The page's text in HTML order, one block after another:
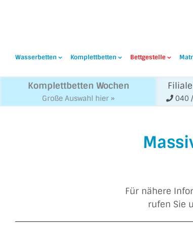
Wasserbetten Komplettbetten Bettgestelle
Komplettbetten Wochen
Große Auswahl hier » 040
Für nähere
rufen Sie